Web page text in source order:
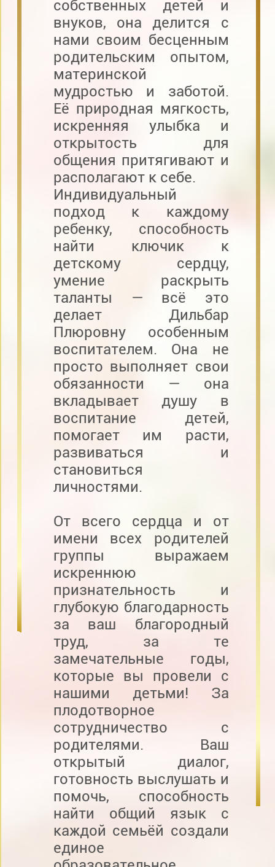
собственных детей и
внуков, она делится с
нами своим бесценным
родительским опытом,
материнской
мудростью и заботой.
Её природная мягкость,
искренняя улыбка и
открытость для
общения притягивают и
располагают к себе.
Индивидуальный
подход к каждому
ребенку, способность
найти ключик к
детскому сердцу,
умение раскрыть
таланты — всё это
делает Дильбар
Плюровну особенным
воспитателем. Она не
просто выполняет свои
обязанности — она
вкладывает душу в
воспитание детей,
помогает им расти,
развиваться и
становиться
личностями.
От всего сердца и от
имени всех родителей
группы выражаем
искреннюю
признательность и
глубокую благодарность
за ваш благородный
труд, за те
замечательные годы,
которые вы провели с
нашими детьми! За
плодотворное
сотрудничество с
родителями. Ваш
открытый диалог,
готовность выслушать и
помочь, способность
найти общий язык с
каждой семьёй создали
единое